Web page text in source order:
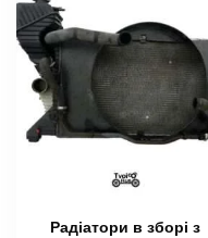
Радіатори в зборі з